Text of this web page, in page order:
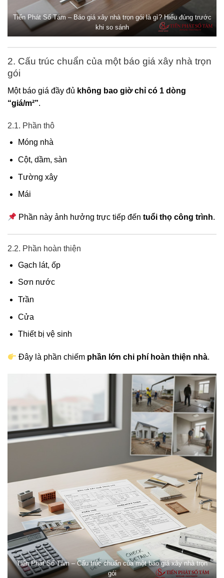
Tiến Phát Số Tám – Báo giá xây nhà trọn gói là gì? Hiểu đúng trước
khi so sánh
2. Cấu trúc chuẩn của một báo giá xây nhà trọn
gói
Một báo giá đầy đủ không bao giờ chỉ có 1 dòng
“giá/m²”.
2.1. Phần thô
Móng nhà
Cột, dầm, sàn
Tường xây
Mái
Phần này ảnh hưởng trực tiếp đếntuổi thọ công trình.
2.2. Phần hoàn thiện
Gạch lát, ốp
Sơn nước
Trần
Cửa
Thiết bị vệ sinh
Đây là phần chiếm phần lớn chi phí hoàn thiện nhà.
Tiến Phát Số Tám – Cấu trúc chuẩn của một báo giá xây nhà trọn
gói